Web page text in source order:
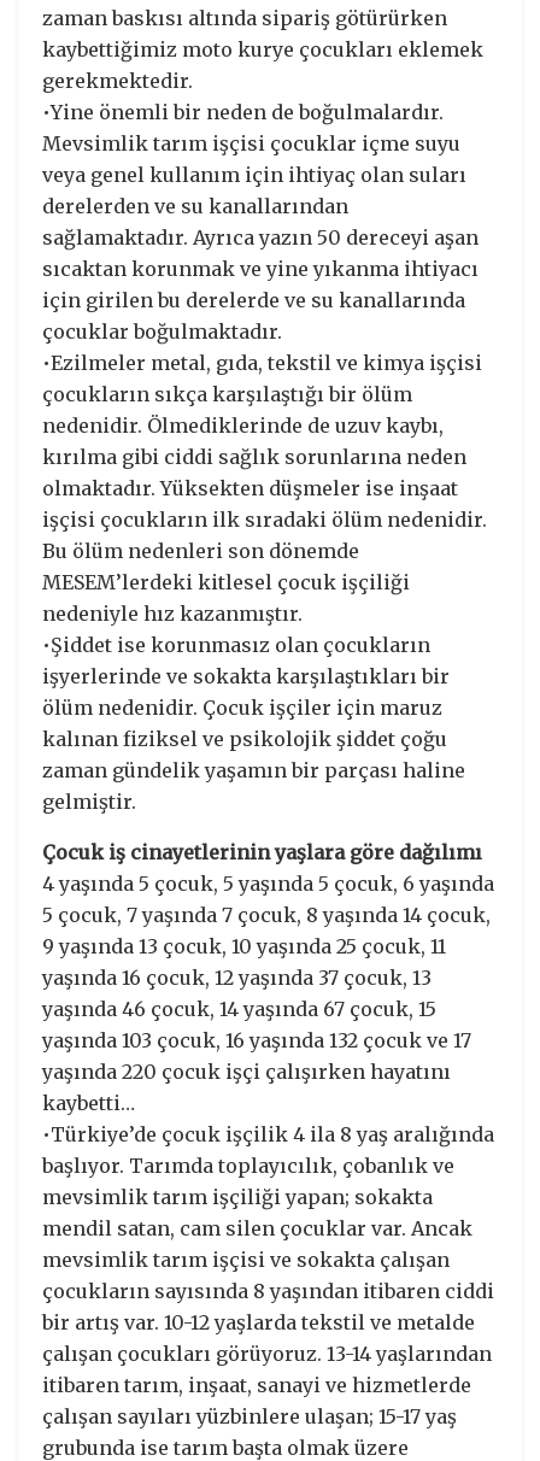
zaman baskısı altında sipariş götürürken
kaybettiğimiz moto kurye çocukları eklemek
gerekmektedir.
•Yine önemli bir neden de boğulmalardır.
Mevsimlik tarım işçisi çocuklar içme suyu
veya genel kullanım için ihtiyaç olan suları
derelerden ve su kanallarından
sağlamaktadır. Ayrıca yazın 50 dereceyi aşan
sıcaktan korunmak ve yine yıkanma ihtiyacı
için girilen bu derelerde ve su kanallarında
çocuklar boğulmaktadır.
•Ezilmeler metal, gıda, tekstil ve kimya işçisi
çocukların sıkça karşılaştığı bir ölüm
nedenidir. Ölmediklerinde de uzuv kaybı,
kırılma gibi ciddi sağlık sorunlarına neden
olmaktadır. Yüksekten düşmeler ise inşaat
işçisi çocukların ilk sıradaki ölüm nedenidir.
Bu ölüm nedenleri son dönemde
MESEM’lerdeki kitlesel çocuk işçiliği
nedeniyle hız kazanmıştır.
•Şiddet ise korunmasız olan çocukların
işyerlerinde ve sokakta karşılaştıkları bir
ölüm nedenidir. Çocuk işçiler için maruz
kalınan fiziksel ve psikolojik şiddet çoğu
zaman gündelik yaşamın bir parçası haline
gelmiştir.
Çocuk iş cinayetlerinin yaşlara göre dağılımı
4 yaşında 5 çocuk, 5 yaşında 5 çocuk, 6 yaşında
5 çocuk, 7 yaşında 7 çocuk, 8 yaşında 14 çocuk,
9 yaşında 13 çocuk, 10 yaşında 25 çocuk, 11
yaşında 16 çocuk, 12 yaşında 37 çocuk, 13
yaşında 46 çocuk, 14 yaşında 67 çocuk, 15
yaşında 103 çocuk, 16 yaşında 132 çocuk ve 17
yaşında 220 çocuk işçi çalışırken hayatını
kaybetti…
•Türkiye’de çocuk işçilik 4 ila 8 yaş aralığında
başlıyor. Tarımda toplayıcılık, çobanlık ve
mevsimlik tarım işçiliği yapan; sokakta
mendil satan, cam silen çocuklar var. Ancak
mevsimlik tarım işçisi ve sokakta çalışan
çocukların sayısında 8 yaşından itibaren ciddi
bir artış var. 10-12 yaşlarda tekstil ve metalde
çalışan çocukları görüyoruz. 13-14 yaşlarından
itibaren tarım, inşaat, sanayi ve hizmetlerde
çalışan sayıları yüzbinlere ulaşan; 15-17 yaş
grubunda ise tarım başta olmak üzere